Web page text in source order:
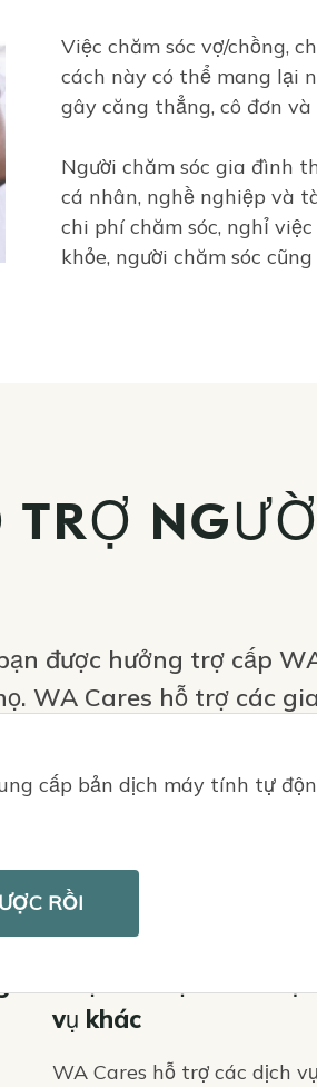
Việc chăm sóc vợ/chồng,
cách này có thể mang lại
gây căng thẳng, cô đơn và
Người chăm sóc gia đình
cá nhân, nghề nghiệp và
chi phí chăm sóc, nghỉ
khỏe, người chăm sóc
TRỢ
được hưởng trợ cấp
WA Cares hỗ trợ các
tạm thời và các dịch vụ
vụ khác
WA Cares hỗ trợ các dịch vụ
cấp bản dịch máy tính tự
RỒI